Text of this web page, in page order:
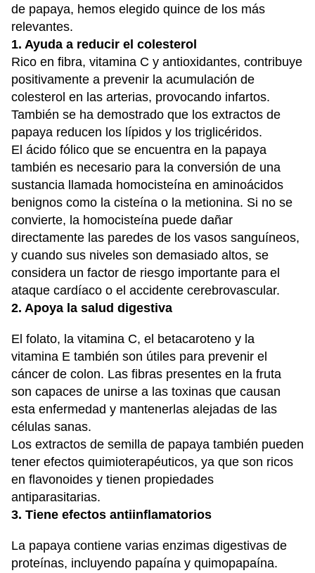
de papaya, hemos elegido quince de los más
relevantes.
1. Ayuda a reducir el colesterol
Rico en fibra, vitamina C y antioxidantes, contribuye
positivamente a prevenir la acumulación de
colesterol en las arterias, provocando infartos.
También se ha demostrado que los extractos de
papaya reducen los lípidos y los triglicéridos.
El ácido fólico que se encuentra en la papaya
también es necesario para la conversión de una
sustancia llamada homocisteína en aminoácidos
benignos como la cisteína o la metionina. Si no se
convierte, la homocisteína puede dañar
directamente las paredes de los vasos sanguíneos,
y cuando sus niveles son demasiado altos, se
considera un factor de riesgo importante para el
ataque cardíaco o el accidente cerebrovascular.
2. Apoya la salud digestiva
El folato, la vitamina C, el betacaroteno y la
vitamina E también son útiles para prevenir el
cáncer de colon. Las fibras presentes en la fruta
son capaces de unirse a las toxinas que causan
esta enfermedad y mantenerlas alejadas de las
células sanas.
Los extractos de semilla de papaya también pueden
tener efectos quimioterapéuticos, ya que son ricos
en flavonoides y tienen propiedades
antiparasitarias.
3. Tiene efectos antiinflamatorios
La papaya contiene varias enzimas digestivas de
proteínas, incluyendo papaína y quimopapaína.